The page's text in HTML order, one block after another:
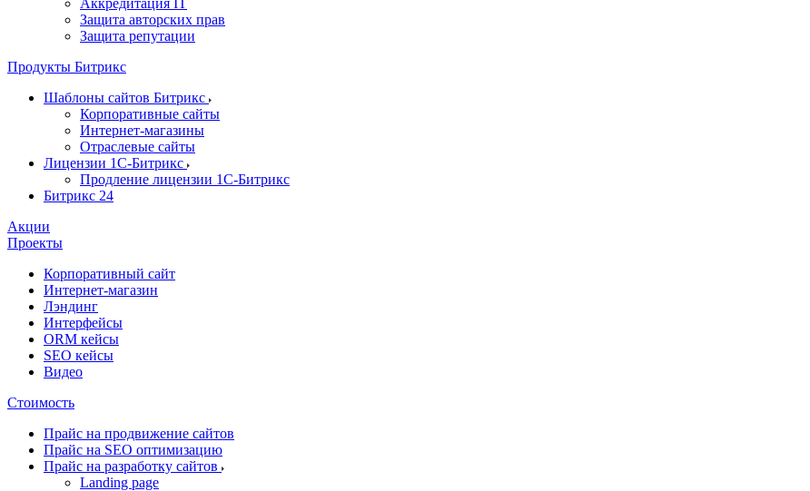
Аккредитация IT
Защита авторских прав
Защита репутации
Продукты Битрикс
Шаблоны сайтов Битрикс
Корпоративные сайты
Интернет-магазины
Отраслевые сайты
Лицензии 1С-Битрикс
Продление лицензии 1С-Битрикс
Битрикс 24
Акции
Проекты
Корпоративный сайт
Интернет-магазин
Лэндинг
Интерфейсы
ORM кейсы
SEO кейсы
Видео
Стоимость
Прайс на продвижение сайтов
Прайс на SEO оптимизацию
Прайс на разработку сайтов
Landing page